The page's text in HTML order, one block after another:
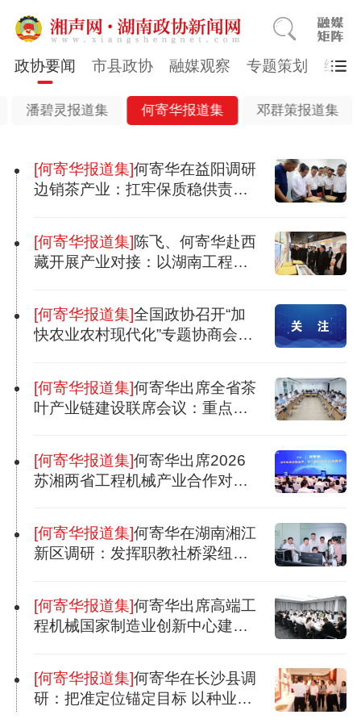
政协要闻 市县政协 融媒观察 专题策划 综合
潘碧灵报道集 何寄华报道集 邓群策报道集
[何寄华报道集]何寄华在益阳调研
边销茶产业：扛牢保质稳供责
[何寄华报道集]陈飞、何寄华赴西
藏开展产业对接：以湖南工程机
[何寄华报道集]全国政协召开“加
快农业农村现代化”专题协商会，
[何寄华报道集]何寄华出席全省茶
叶产业链建设联席会议：重点实
[何寄华报道集]何寄华出席2026
苏湘两省工程机械产业合作对接
[何寄华报道集]何寄华在湖南湘江
新区调研：发挥职教社桥梁纽带
[何寄华报道集]何寄华出席高端工
程机械国家制造业创新中心建设
[何寄华报道集]何寄华在长沙县调
研：把准定位锚定目标 以种业振